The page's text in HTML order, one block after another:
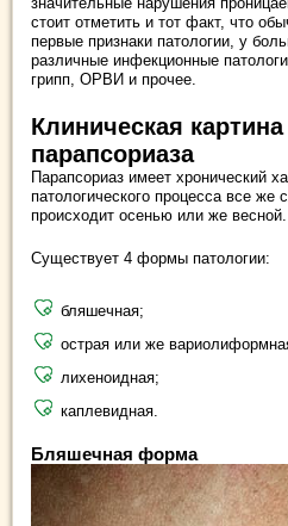
стоит отметить и тот факт, что
первые признаки патологии, у
различные инфекционные
грипп, ОРВИ и прочее.
Клиническая
парапсориаза
Парапсориаз имеет хронический
патологического процесса все
происходит осенью или же весной.
Существует 4 формы патологии:
бляшечная;
острая или же
лихеноидная;
каплевидная.
Бляшечная форма